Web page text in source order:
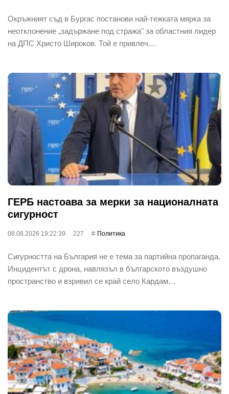
Окръжният съд в Бургас постанови най-тежката мярка за
неотклонение „задържане под стража" за областния лидер
на ДПС Христо Широков. Той е привлеч…
ГЕРБ настоава за мерки за националната
сигурност
08.08.2026 19:22:39 227 Политика
Сигурността на България не е тема за партийна пропаганда.
Инцидентът с дрона, навлязъл в българското въздушно
пространство и взривил се край село Кардам…